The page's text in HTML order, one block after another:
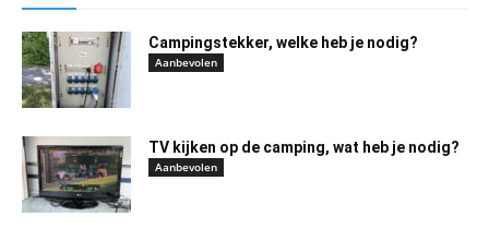
Campingstekker, welke heb je nodig?
Aanbevolen
TV kijken op de camping, wat heb je nodig?
Aanbevolen